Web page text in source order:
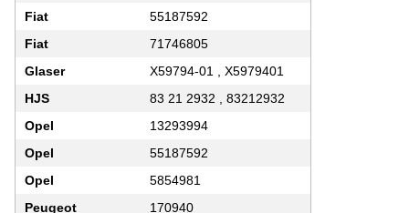
Fiat
55187592
Fiat
71746805
Glaser
X59794-01 , X5979401
HJS
83 21 2932 , 83212932
Opel
13293994
Opel
55187592
Opel
5854981
Peugeot
170940